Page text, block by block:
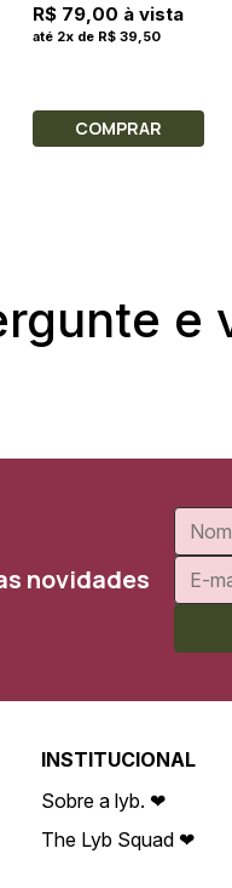
R$ 79,00 à vista
até 2x de R$ 39,50
COMPRAR
e
novidades
INSTITUCIONAL
Sobre a lyb. ❤
The Lyb Squad ❤